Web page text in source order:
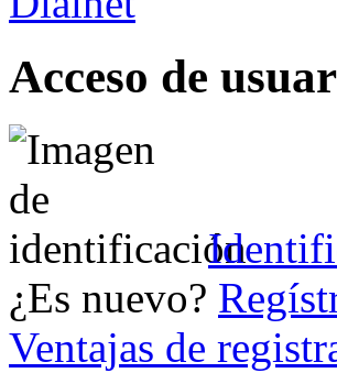
Acceso de
¿Es nuevo?
Ventajas de